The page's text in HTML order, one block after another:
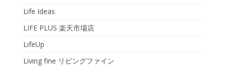
Life Ideas
LIFE PLUS 楽天市場店
LifeUp
Living fine リビングファイン